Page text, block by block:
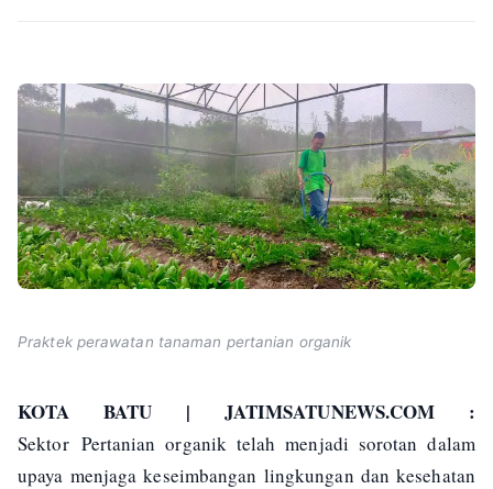
Praktek perawatan tanaman pertanian organik
KOTA BATU | JATIMSATUNEWS.COM :
Sektor Pertanian organik telah menjadi sorotan dalam
upaya menjaga keseimbangan lingkungan dan kesehatan